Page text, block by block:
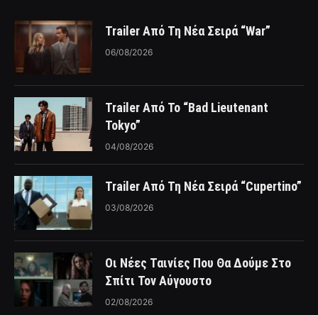
Trailer Από Τη Νέα Σειρά “War”
06/08/2026
Trailer Από Το “Bad Lieutenant
Tokyo”
04/08/2026
Trailer Από Τη Νέα Σειρά “Cupertino”
03/08/2026
Οι Νέες Ταινίες Που Θα Δούμε Στο
Σπίτι Τον Αύγουστο
02/08/2026